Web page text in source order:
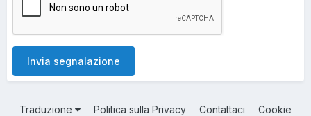
Invia segnalazione
Traduzione Politica sulla Privacy Contattaci Cookie